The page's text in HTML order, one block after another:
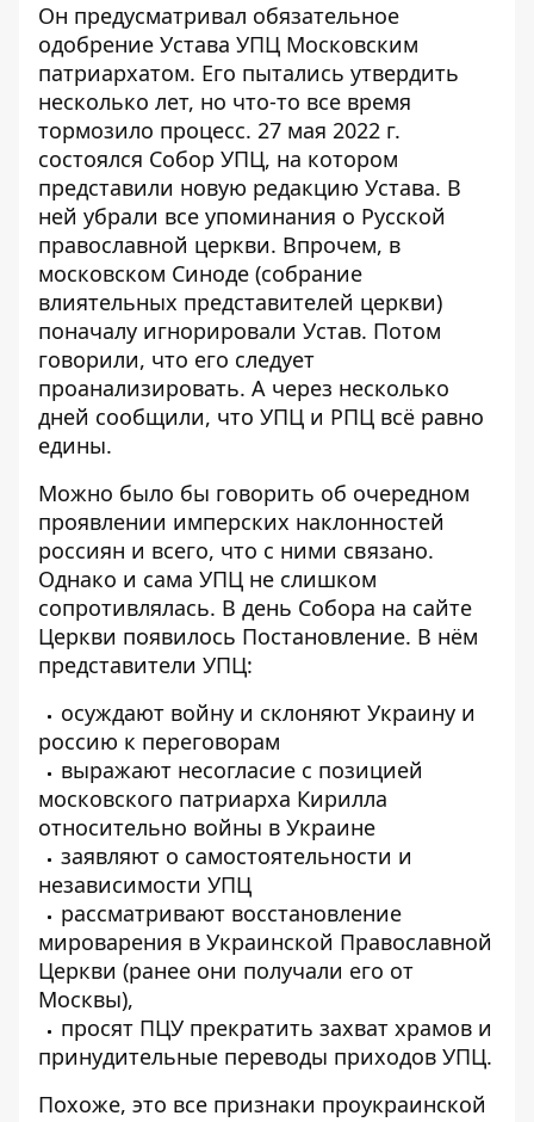
Он предусматривал обязательное
одобрение Устава УПЦ Московским
патриархатом. Его пытались утвердить
несколько лет, но что-то все время
тормозило процесс. 27 мая 2022 г.
состоялся Собор УПЦ, на котором
представили новую редакцию Устава. В
ней убрали все упоминания о Русской
православной церкви. Впрочем, в
московском Синоде (собрание
влиятельных представителей церкви)
поначалу игнорировали Устав. Потом
говорили, что его следует
проанализировать. А через несколько
дней сообщили, что УПЦ и РПЦ всё равно
едины.
Можно было бы говорить об очередном
проявлении имперских наклонностей
россиян и всего, что с ними связано.
Однако и сама УПЦ не слишком
сопротивлялась. В день Собора на сайте
Церкви появилось Постановление. В нём
представители УПЦ:
осуждают войну и склоняют Украину и
россию к переговорам
выражают несогласие с позицией
московского патриарха Кирилла
относительно войны в Украине
заявляют о самостоятельности и
независимости УПЦ
рассматривают восстановление
мироварения в Украинской Православной
Церкви (ранее они получали его от
Москвы),
просят ПЦУ прекратить захват храмов и
принудительные переводы приходов УПЦ.
Похоже, это все признаки проукраинской